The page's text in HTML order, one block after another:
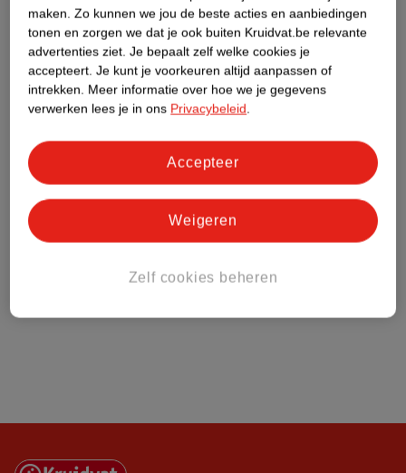
Kruidvat Club
Klantenservice
maken. Zo kunnen we jou de beste acties en aanbiedingen
tonen en zorgen we dat je ook buiten Kruidvat.be relevante
advertenties ziet. Je bepaalt zelf welke cookies je
accepteert. Je kunt je voorkeuren altijd aanpassen of
intrekken. Meer informatie over hoe we je gegevens
verwerken lees je in ons Privacybeleid.
Zelf cookies beheren
Weigeren
Accepteer